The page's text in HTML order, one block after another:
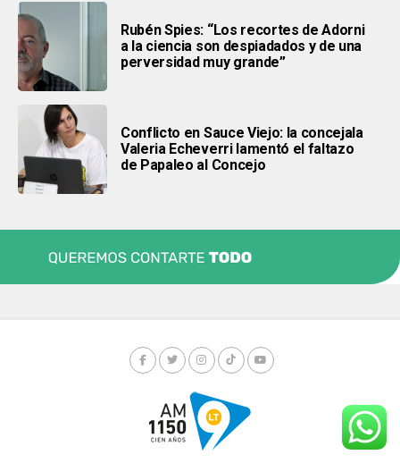
Rubén Spies: “Los recortes de Adorni
a la ciencia son despiadados y de una
perversidad muy grande”
Conflicto en Sauce Viejo: la concejala
Valeria Echeverri lamentó el faltazo
de Papaleo al Concejo